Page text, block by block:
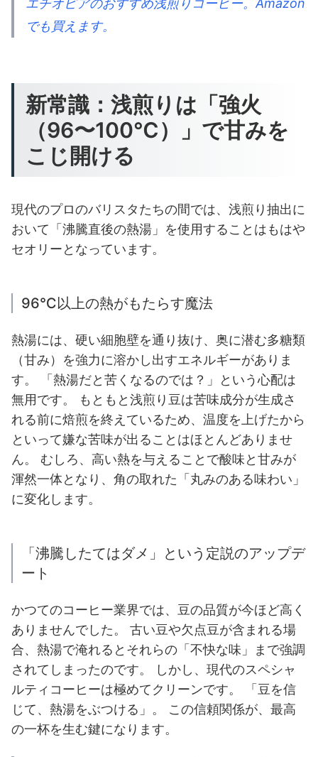
エチオピアのおすすめ浅煎りコーヒー。Amazon
でも買えます。
新常識：浅煎りは「強火
（96〜100℃）」で甘みを
こじ開ける
現代のプロのバリスタたちの間では、浅煎り抽出に
おいて「沸騰直後の熱湯」を使用することはもはや
セオリーとなっています。
96℃以上の熱がもたらす魔法
熱湯には、硬い細胞壁を通り抜け、奥に潜む多糖類
（甘み）を強力に溶かし出すエネルギーがありま
す。 「熱湯だと苦くなるのでは？」という心配は
無用です。 もともと浅煎り豆は苦味成分が生成さ
れる前に焙煎を終えているため、温度を上げたから
といって嫌な苦味が出ることはほとんどありませ
ん。 むしろ、高い熱を与えることで酸味と甘みが
渾然一体となり、角の取れた「丸みのある味わい」
に変化します。
「沸騰したてはダメ」という定説のアップデ
ート
かつてのコーヒー業界では、豆の品質が今ほど高く
ありませんでした。 古い豆や欠点豆が含まれる場
合、熱湯で淹れるとそれらの「不快な味」まで強調
されてしまったのです。 しかし、現代のスペシャ
ルティコーヒーは極めてクリーンです。 「豆を信
じて、熱湯をぶつける」。 この信頼関係が、最高
の一杯を生む鍵になります。